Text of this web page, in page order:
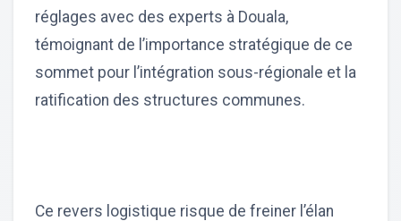
réglages avec des experts à Douala,
témoignant de l’importance stratégique de ce
sommet pour l’intégration sous-régionale et la
ratification des structures communes.
Ce revers logistique risque de freiner l’élan